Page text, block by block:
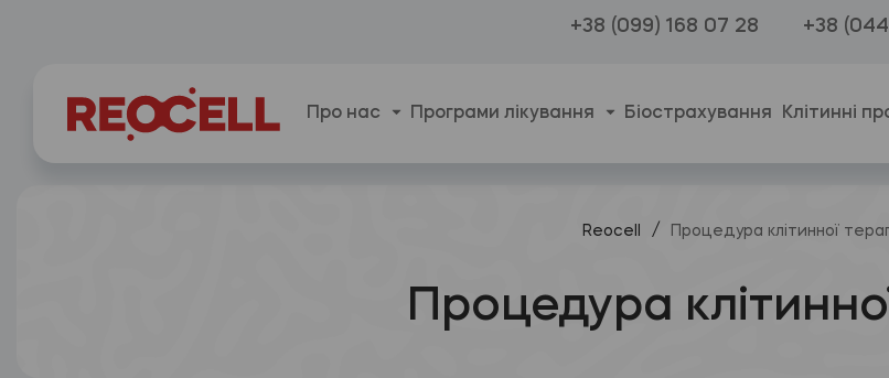
+38 (099) 168 07 28 +38
Про нас Програми лікування Біострахування Клітинні
Reocell / Процедура клітинної
Процедура